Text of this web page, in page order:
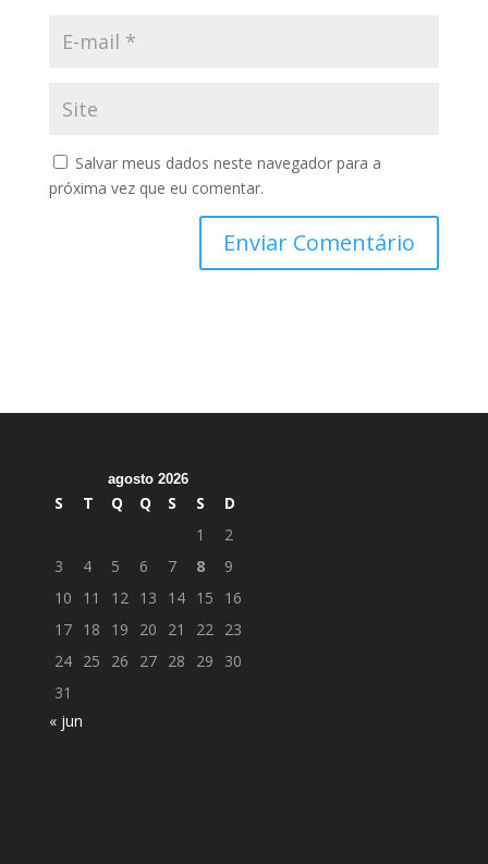
Salvar meus dados neste navegador para a
próxima vez que eu comentar.
agosto 2026
S T Q Q S S
D
1
2
3
4 5 6 7 8
9
10
11 12 13 14 15
16
17 18 19 20 21 22 23
24 25 26 27 28 29
30
31
« jun